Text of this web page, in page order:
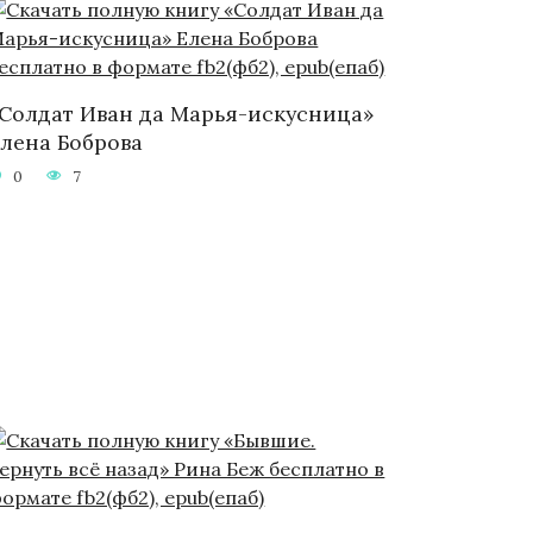
Иван да Марья-искусница»
Боброва
0 7